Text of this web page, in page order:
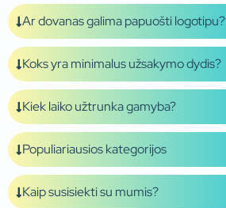
Ar dovanas galima papuošti logotipu?
Koks yra minimalus užsakymo dydis?
Kiek laiko užtrunka gamyba?
Populiariausios kategorijos
Kaip susisiekti su mumis?